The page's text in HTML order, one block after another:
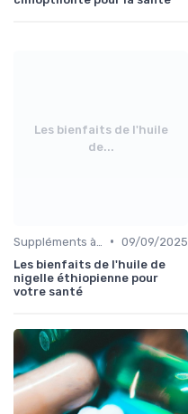
Les bienfaits de l'huile
de...
• 09/09/2025
Les bienfaits de l'huile de
nigelle éthiopienne pour
votre santé